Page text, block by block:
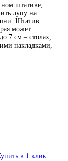
штативе,
лупу на
Штатив
может
7 см – столах,
накладками,
в 1 клик